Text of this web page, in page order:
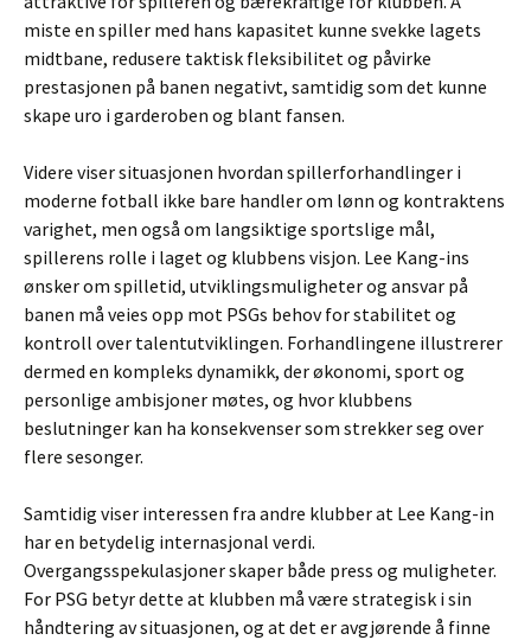
miste en spiller med hans kapasitet kunne svekke lagets
midtbane, redusere taktisk fleksibilitet og påvirke
prestasjonen på banen negativt, samtidig som det kunne
skape uro i garderoben og blant fansen.
Videre viser situasjonen hvordan spillerforhandlinger i
moderne fotball ikke bare handler om lønn og kontraktens
varighet, men også om langsiktige sportslige mål,
spillerens rolle i laget og klubbens visjon. Lee Kang-ins
ønsker om spilletid, utviklingsmuligheter og ansvar på
banen må veies opp mot PSGs behov for stabilitet og
kontroll over talentutviklingen. Forhandlingene illustrerer
dermed en kompleks dynamikk, der økonomi, sport og
personlige ambisjoner møtes, og hvor klubbens
beslutninger kan ha konsekvenser som strekker seg over
flere sesonger.
Samtidig viser interessen fra andre klubber at Lee Kang-in
har en betydelig internasjonal verdi.
Overgangsspekulasjoner skaper både press og muligheter.
For PSG betyr dette at klubben må være strategisk i sin
håndtering av situasjonen, og at det er avgjørende å finne